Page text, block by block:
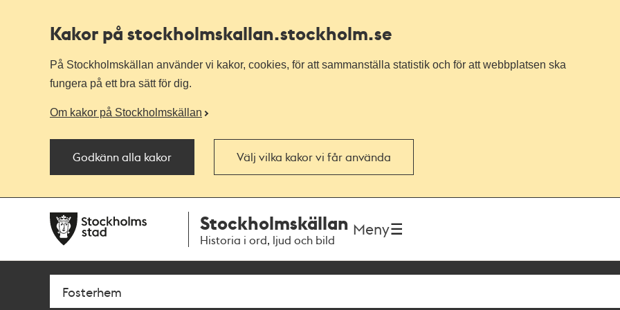
Kakor på stockholmskallan.stockholm.se
På Stockholmskällan använder vi kakor, cookies, för att sammanställa statistik och för att webbplatsen ska
fungera på ett bra sätt för dig.
Om kakor på Stockholmskällan
Godkänn alla kakor Välj vilka kakor vi får använda
navigationen
huvudinnehållet
Stockholmskällan
Historia i ord, ljud och bild
Meny
Sök